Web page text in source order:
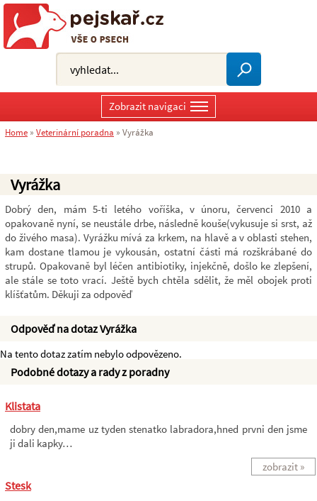
Vyrážka
Dobrý den, mám 5-ti letého voříška, v únoru, červenci 2010 a
opakovaně nyní, se neustále drbe, následně kouše(vykusuje si srst, až
do živého masa). Vyrážku mívá za krkem, na hlavě a v oblasti stehen,
kam dostane tlamou je vykousán, ostatní části má rozškrábané do
strupů. Opakovaně byl léčen antibiotiky, injekčně, došlo ke zlepšení,
ale stále se toto vrací. Ještě bych chtěla sdělit, že měl obojek proti
klíšťatům. Děkuji za odpověď
Odpověď na dotaz Vyrážka
Na tento dotaz zatím nebylo odpovězeno.
Podobné dotazy a rady z poradny
Klistata
dobry den,mame uz tyden stenatko labradora,hned prvni den jsme
ji dali kapky…
zobrazit »
Stesk
Zobrazit navigaci
Home » Veterinární poradna » Vyrážka